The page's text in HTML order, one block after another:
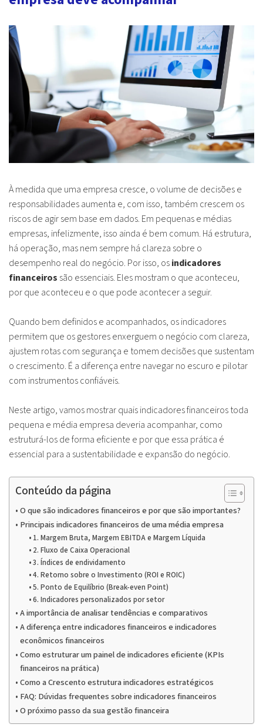
À medida que uma empresa cresce, o volume de decisões e
responsabilidades aumenta e, com isso, também crescem os
riscos de agir sem base em dados. Em pequenas e médias
empresas, infelizmente, isso ainda é bem comum. Há estrutura,
há operação, mas nem sempre há clareza sobre o
desempenho real do negócio. Por isso, osindicadores
financeiros são essenciais. Eles mostram o que aconteceu,
por que aconteceu e o que pode acontecer a seguir.
Quando bem definidos e acompanhados, os indicadores
permitem que os gestores enxerguem o negócio com clareza,
ajustem rotas com segurança e tomem decisões que sustentam
o crescimento. É a diferença entre navegar no escuro e pilotar
com instrumentos confiáveis.
Neste artigo, vamos mostrar quais indicadores financeiros toda
pequena e média empresa deveria acompanhar, como
estruturá-los de forma eficiente e por que essa prática é
essencial para a sustentabilidade e expansão do negócio.
Conteúdo da página
O que são indicadores financeiros e por que são importantes?
Principais indicadores financeiros de uma média empresa
1. Margem Bruta, Margem EBITDA e Margem Líquida
2. Fluxo de Caixa Operacional
3. Índices de endividamento
4. Retorno sobre o Investimento (ROI e ROIC)
5. Ponto de Equilíbrio (Break-even Point)
6. Indicadores personalizados por setor
A importância de analisar tendências e comparativos
A diferença entre indicadores financeiros e indicadores
econômicos financeiros
Como estruturar um painel de indicadores eficiente (KPIs
financeiros na prática)
Como a Crescento estrutura indicadores estratégicos
FAQ: Dúvidas frequentes sobre indicadores financeiros
O próximo passo da sua gestão financeira